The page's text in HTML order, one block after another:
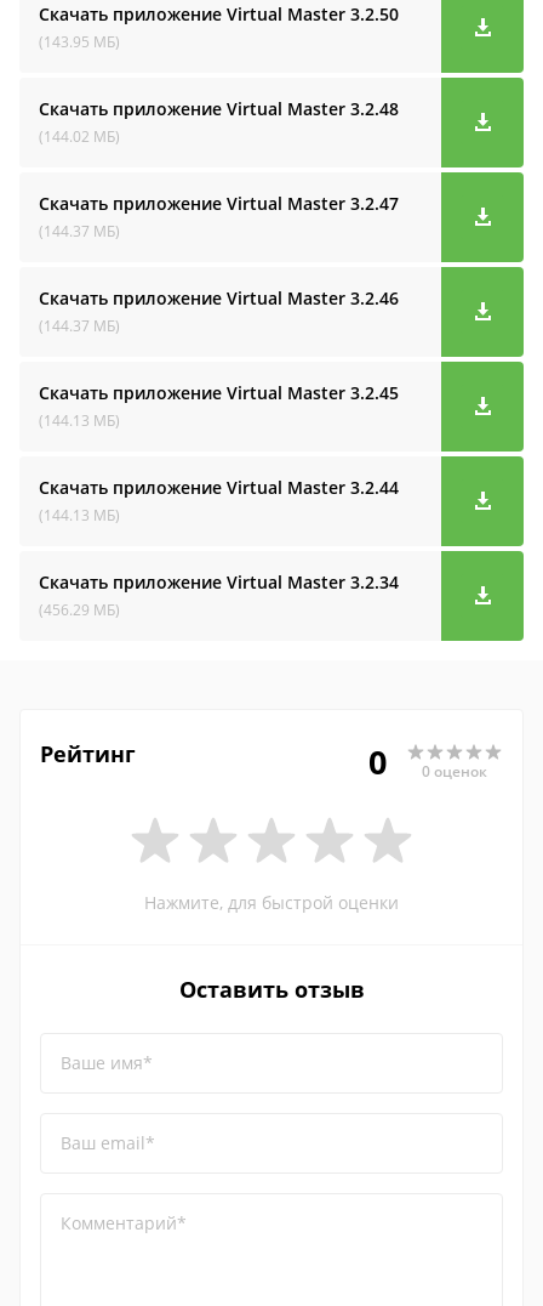
Скачать приложение Virtual Master 3.2.50
(143.95 МБ)
Скачать приложение Virtual Master 3.2.48
(144.02 МБ)
Скачать приложение Virtual Master 3.2.47
(144.37 МБ)
Скачать приложение Virtual Master 3.2.46
(144.37 МБ)
Скачать приложение Virtual Master 3.2.45
(144.13 МБ)
Скачать приложение Virtual Master 3.2.44
(144.13 МБ)
Скачать приложение Virtual Master 3.2.34
(456.29 МБ)
Рейтинг 0 0 оценок
Нажмите, для быстрой оценки
Оставить отзыв
Ваше имя*
Ваш email*
Комментарий*